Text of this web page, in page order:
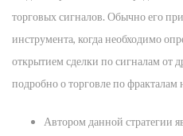
торговых сигналов. Обычно его
инструмента, когда необходимо
открытием сделки по сигналам от
подробно о торговле по
Автором данной стратегии